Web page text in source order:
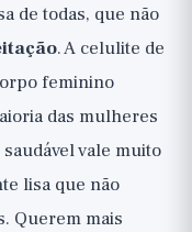
de todas, que não
. A celulite de
feminino
das mulheres
vale muito
lisa que não
Querem mais